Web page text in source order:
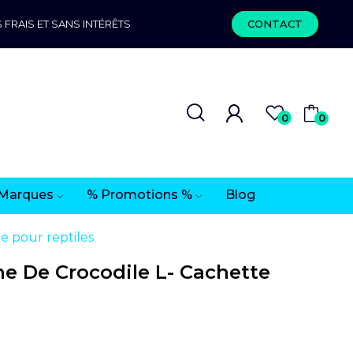
ET SANS INTÉRÊTS CONTACT
0 0
% Promotions % Blog
pour reptiles
De Crocodile L- Cachette